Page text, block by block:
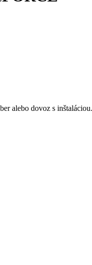
alebo dovoz s inštaláciou.